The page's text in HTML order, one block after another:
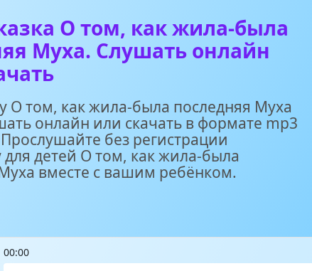
О том, как жила-была
Муха. Слушать онлайн
О том, как жила-была последняя Муха
онлайн или скачать в формате mp3
без регистрации
для детей О том, как жила-была
вместе с вашим ребёнком.
00:00